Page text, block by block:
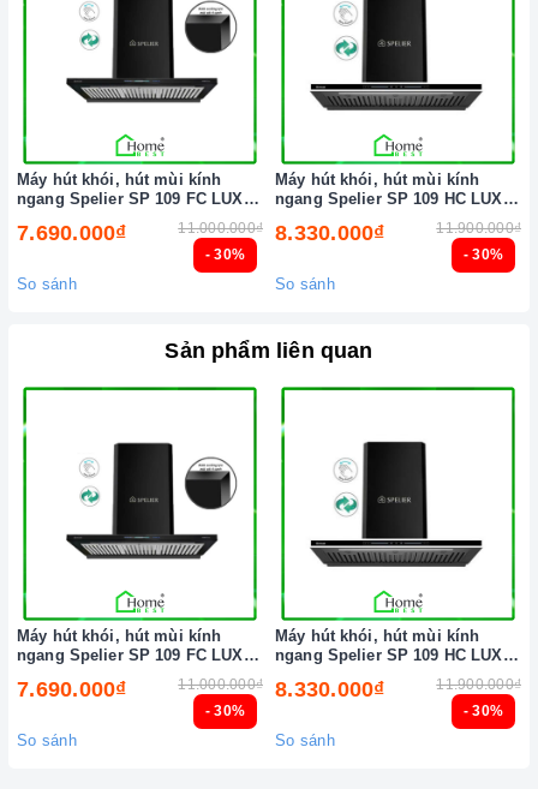
- 30%
Máy hút khói, hút mùi kính
ngang Spelier SP 109 FC LUX (
7.690.000₫ 11.000.000₫
So sánh
- 30%
Máy hút khói, hút mùi kính
ngang Spelier SP 109 HC LUX (
8.330.000₫ 11.900.000₫
So sánh
Sản phẩm liên quan
- 30%
Máy hút khói, hút mùi kính
ngang Spelier SP 109 FC LUX (
7.690.000₫ 11.000.000₫
So sánh
- 30%
Máy hút khói, hút mùi kính
ngang Spelier SP 109 HC LUX (
8.330.000₫ 11.900.000₫
So sánh